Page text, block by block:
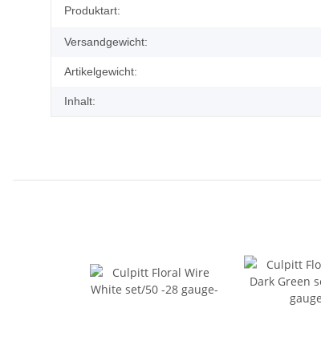
Produkteigenschaft
Wert
Produktart:
Versandgewicht:
Artikelgewicht:
Inhalt: